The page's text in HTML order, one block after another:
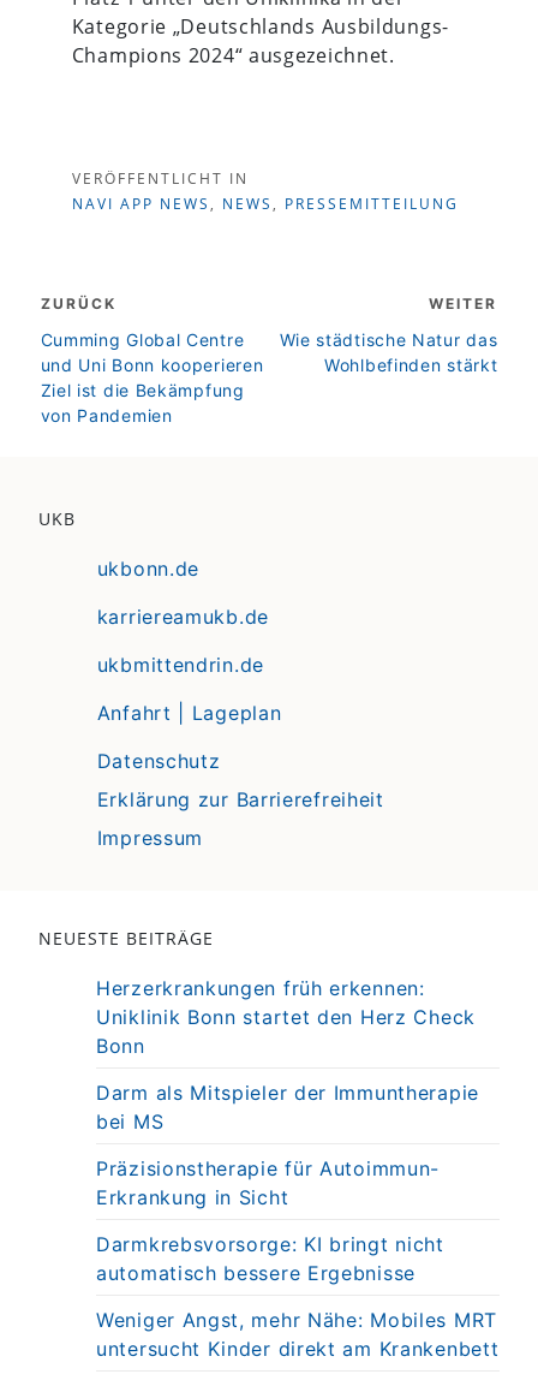
Kategorie „Deutschlands Ausbildungs-
Champions 2024“ ausgezeichnet.
VERÖFFENTLICHT IN
NAVI APP NEWS , NEWS , PRESSEMITTEILUNG
ZURÜCK
zurück
Cumming Global Centre
und Uni Bonn kooperieren
Ziel ist die Bekämpfung
von Pandemien
WEITER
weiter
Wie städtische Natur das
Wohlbefinden stärkt
UKB
ukbonn.de
karriereamukb.de
ukbmittendrin.de
Anfahrt | Lageplan
Datenschutz
Erklärung zur Barrierefreiheit
Impressum
NEUESTE BEITRÄGE
Herzerkrankungen früh erkennen:
Uniklinik Bonn startet den Herz Check
Bonn
Darm als Mitspieler der Immuntherapie
bei MS
Präzisionstherapie für Autoimmun-
Erkrankung in Sicht
Darmkrebsvorsorge: KI bringt nicht
automatisch bessere Ergebnisse
Weniger Angst, mehr Nähe: Mobiles MRT
untersucht Kinder direkt am Krankenbett